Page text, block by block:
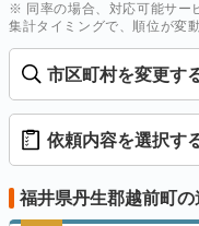
※ 同率の場合、対応可能サー
集計タイミングで、順位が変
市区町村を変更す
依頼内容を選択す
福井県丹生郡越前町